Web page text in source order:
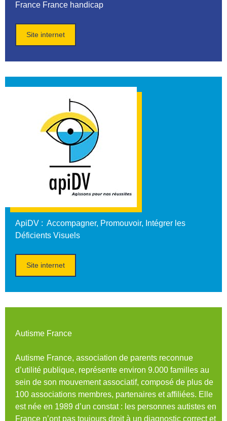
France France handicap
Site internet
ApiDV : Accompagner, Promouvoir, Intégrer les
Déficients Visuels
Site internet
Autisme France
Autisme France, association de parents reconnue
d’utilité publique, représente environ 9.000 familles au
sein de son mouvement associatif, composé de plus de
100 associations membres, partenaires et affiliées. Elle
est née en 1989 d’un constat : les personnes autistes en
France n’ont pas toujours droit à un diagnostic correct et